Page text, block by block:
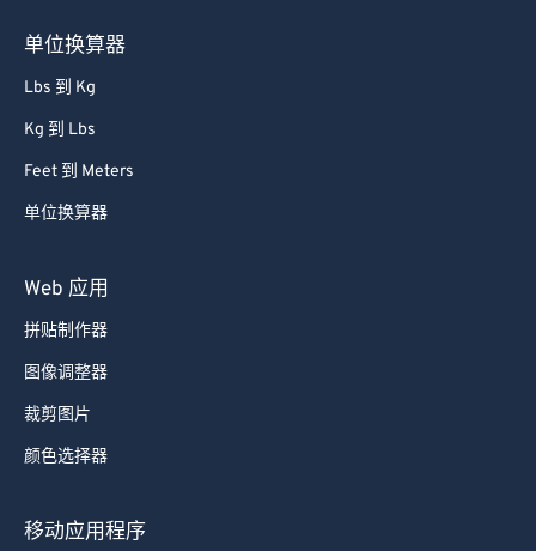
单位换算器
Lbs 到 Kg
Kg 到 Lbs
Feet 到 Meters
单位换算器
Web 应用
拼贴制作器
图像调整器
裁剪图片
颜色选择器
移动应用程序